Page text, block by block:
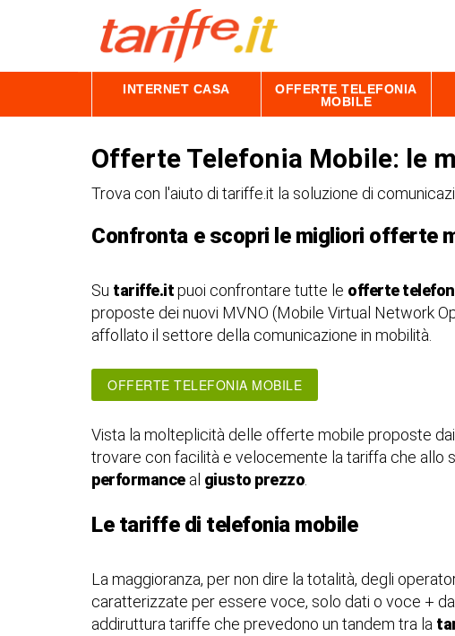
INTERNET CASA
OFFERTE TELEFONIA
MOBILE
Offerte Telefonia Mobile: le
Trova con l'aiuto di tariffe.it la soluzione di
Confronta e scopri le migliori offerte
Su tariffe.itpuoi confrontare tutte le offerte
proposte dei nuovi MVNO (Mobile Virtual Network
affollato il settore della comunicazione in mobilità.
OFFERTE TELEFONIA MOBILE
Vista la molteplicità delle offerte mobile proposte
trovare con facilità e velocemente la tariffa che allo
performanceal giusto prezzo
Le tariffe di telefonia mobile
La maggioranza, per non dire la totalità, degli
caratterizzate per essere voce, solo dati o voce +
addiruttura tariffe che prevedono un tandem tra la